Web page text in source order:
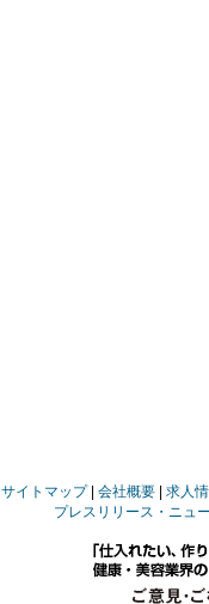
サイトマップ 会社概要 求人
プレスリリース・ニュ